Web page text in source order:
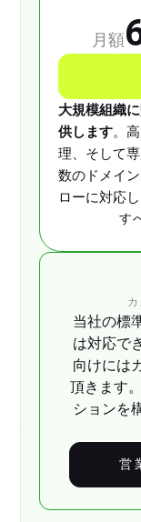
月額
大規模組織に
供します。
理、そして
数のドメイ
ローに対応し
す
年
DMARCを
め、
外）向けの
ご自身のド
当社の標
は対応で
向けには
頂きます
ションを
営